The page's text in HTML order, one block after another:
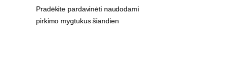
Pradėkite pardavinėti naudodami
pirkimo mygtukus šiandien